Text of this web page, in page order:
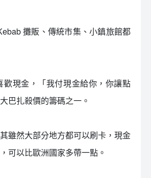
攤販、傳統市集、小鎮旅館都
現金，「我付現金給你，你讓點
巴扎殺價的籌碼之一。
雖然大部分地方都可以刷卡，現金
可以比歐洲國家多帶一點。